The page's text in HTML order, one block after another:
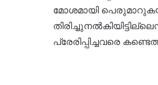
മോശമായി
പ്രേരിപ്പിച്ചവരെ